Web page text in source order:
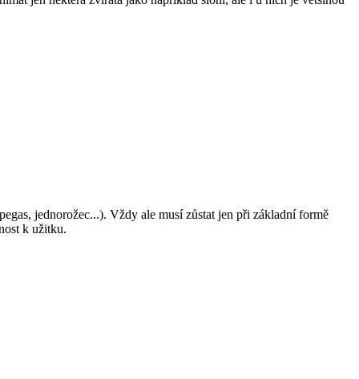
jednorožec...). Vždy ale musí zůstat jen při základní formě
k užitku.